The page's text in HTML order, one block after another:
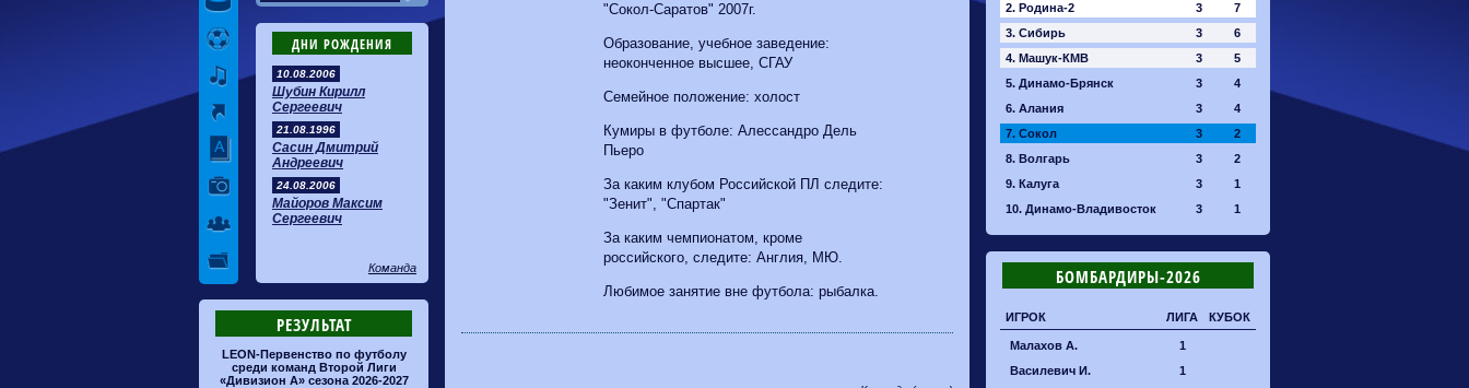
ДНИ РОЖДЕНИЯ
10.08.2006
Шубин Кирилл
Сергеевич
21.08.1996
Сасин Дмитрий
Андреевич
24.08.2006
Майоров Максим
Сергеевич
Команда
РЕЗУЛЬТАТ
LEON-Первенство по футболу
среди команд Второй Лиги
«Дивизион А» сезона 2026-2027
"Сокол-Саратов" 2007г.
Образование, учебное заведение:
неоконченное высшее, СГАУ
Семейное положение: холост
Кумиры в футболе: Алессандро Дель
Пьеро
За каким клубом Российской ПЛ следите:
"Зенит", "Спартак"
За каким чемпионатом, кроме
российского, следите: Англия, МЮ.
Любимое занятие вне футбола: рыбалка.
2. Родина-2
3
7
3. Сибирь
3
6
4. Машук-КМВ
3
5
5. Динамо-Брянск
3
4
6. Алания
3
4
7. Сокол
3
2
8. Волгарь
3
2
9. Калуга
3
1
10. Динамо-Владивосток
3 1
БОМБАРДИРЫ-2026
ИГРОК ЛИГА КУБОК
Малахов А.
1
Василевич И.
1